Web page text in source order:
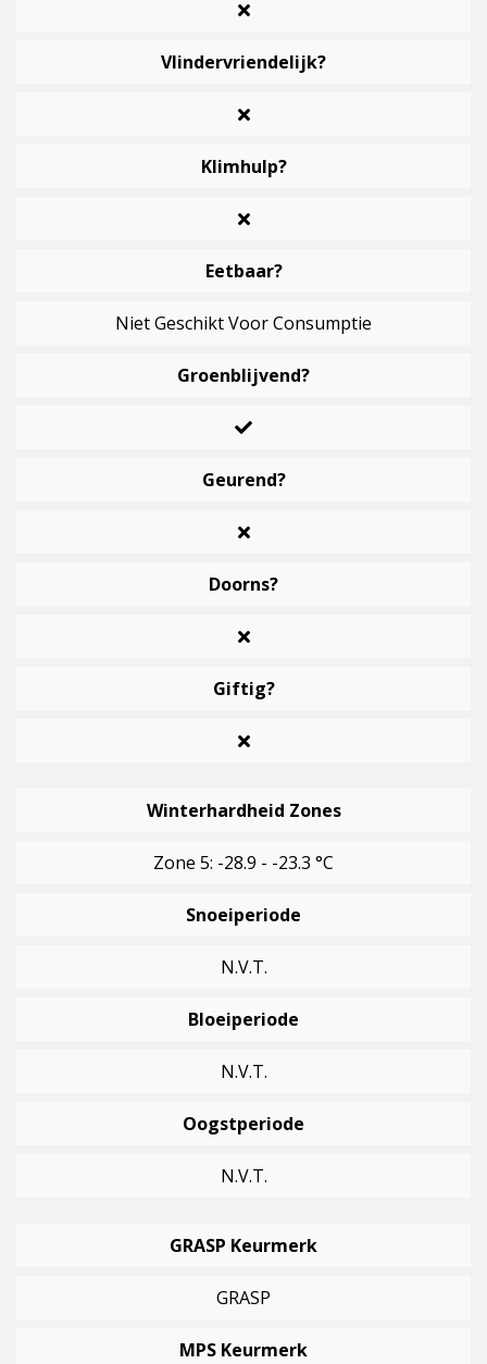
Vlindervriendelijk?
Klimhulp?
Eetbaar?
Niet Geschikt Voor Consumptie
Groenblijvend?
Geurend?
Doorns?
Giftig?
Winterhardheid Zones
Zone 5: -28.9 - -23.3 °C
Snoeiperiode
N.v.t.
Bloeiperiode
N.v.t.
Oogstperiode
N.v.t.
GRASP Keurmerk
GRASP
MPS Keurmerk